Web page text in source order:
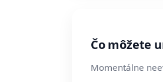
Čo môžete
Momentálne